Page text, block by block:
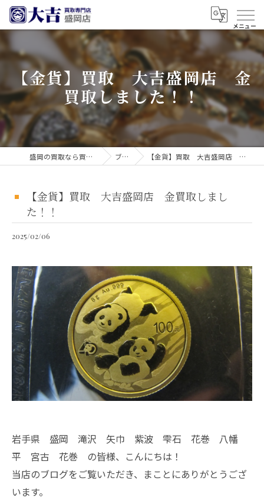
【金貨】買取 大吉盛岡店 金
買取しました！！
盛岡の買取なら買取大吉 盛岡店 ブログ 【金貨】買取 大吉盛岡店 金買取しました！！
【金貨】買取 大吉盛岡店 金買取しまし
た！！
2025/02/06
岩手県 盛岡 滝沢 矢巾 紫波 雫石 花巻 八幡
平 宮古 花巻 の皆様、こんにちは！
当店のブログをご覧いただき、まことにありがとうござ
います。